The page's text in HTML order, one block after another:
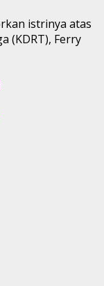
istrinya atas
(KDRT), Ferry